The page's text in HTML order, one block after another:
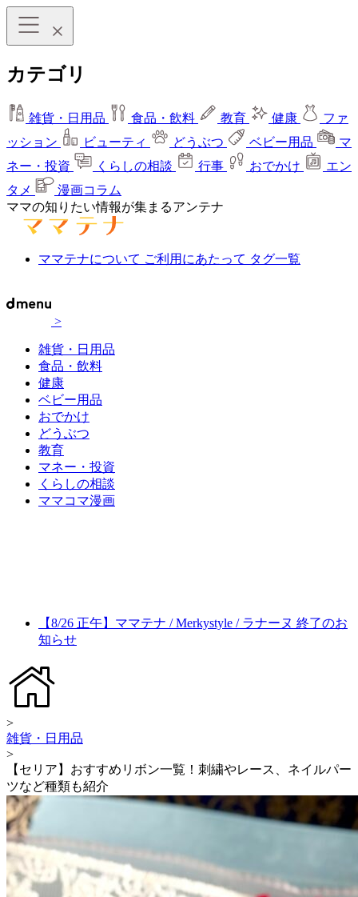
カテゴリ
雑貨・日用品 食品・飲料 教育 健康
ファ
ッション
ビューティ どうぶつ ベビー用品
マ
ネー・投資
くらしの相談 行事 おでかけ
エン
タメ
漫画コラム
ママの知りたい情報が集まるアンテナ
ママテナについて ご利用にあたって タグ一覧
>
雑貨・日用品
食品・飲料
健康
ベビー用品
おでかけ
どうぶつ
教育
マネー・投資
くらしの相談
ママコマ漫画
【8/26 正午】ママテナ / Merkystyle / ラナーヌ 終了のお
知らせ
>
雑貨・日用品
>
【セリア】おすすめリボン一覧！刺繍やレース、ネイルパー
ツなど種類も紹介